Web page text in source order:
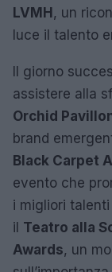
LVMH, un
luce il talento
Il giorno
assistere alla
Orchid
brand
Black Carpet
evento che
i migliori
il Teatro alla
Awards, un